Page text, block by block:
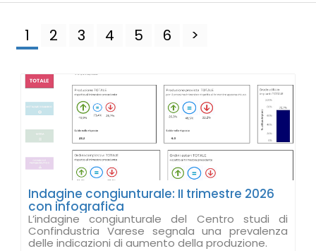
1 2 3 4 5 6 >
Indagine congiunturale: II trimestre 2026
con infografica
L’indagine congiunturale del Centro studi di
Confindustria Varese segnala una prevalenza
delle indicazioni di aumento della produzione.